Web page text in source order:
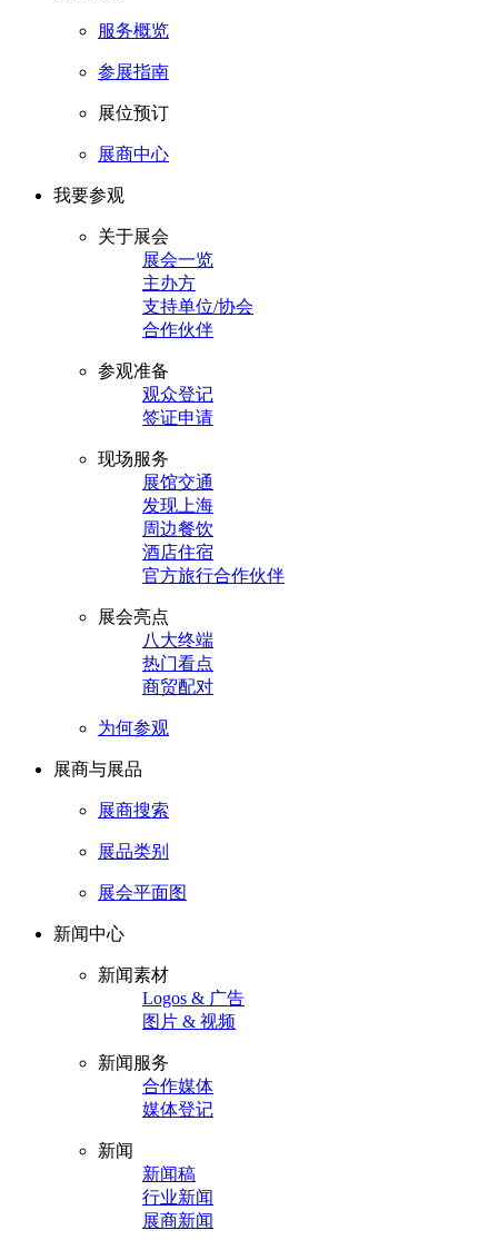
服务概览
参展指南
展位预订
展商中心
我要参观
关于展会
展会一览
主办方
支持单位/协会
合作伙伴
参观准备
观众登记
签证申请
现场服务
展馆交通
发现上海
周边餐饮
酒店住宿
官方旅行合作伙伴
展会亮点
八大终端
热门看点
商贸配对
为何参观
展商与展品
展商搜索
展品类别
展会平面图
新闻中心
新闻素材
Logos & 广告
图片 & 视频
新闻服务
合作媒体
媒体登记
新闻
新闻稿
行业新闻
展商新闻